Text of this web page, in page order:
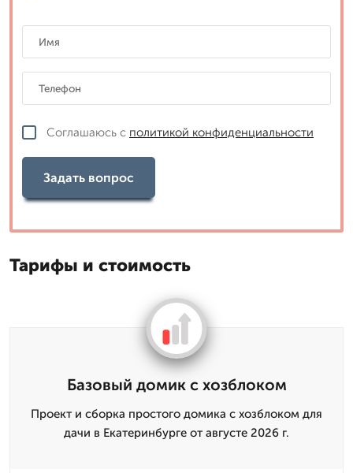
Соглашаюсь с политикой конфиденциальности
Задать вопрос
Тарифы и стоимость
Базовый домик с хозблоком
Проект и сборка простого домика с хозблоком для
дачи в Екатеринбурге от августе 2026 г.